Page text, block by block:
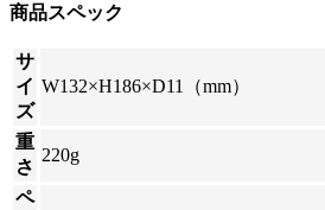
商品スペック
サ
イ
ズ
W132×H186×D11（mm）
重
さ
220g
ペ